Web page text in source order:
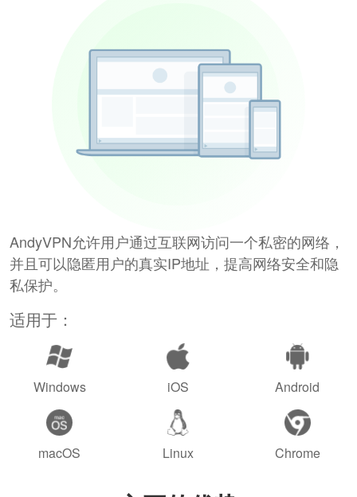
AndyVPN允许用户通过互联网访问一个私密的网络，
并且可以隐匿用户的真实IP地址，提高网络安全和隐
私保护。
适用于：
Windows iOS Android
macOS Linux Chrome